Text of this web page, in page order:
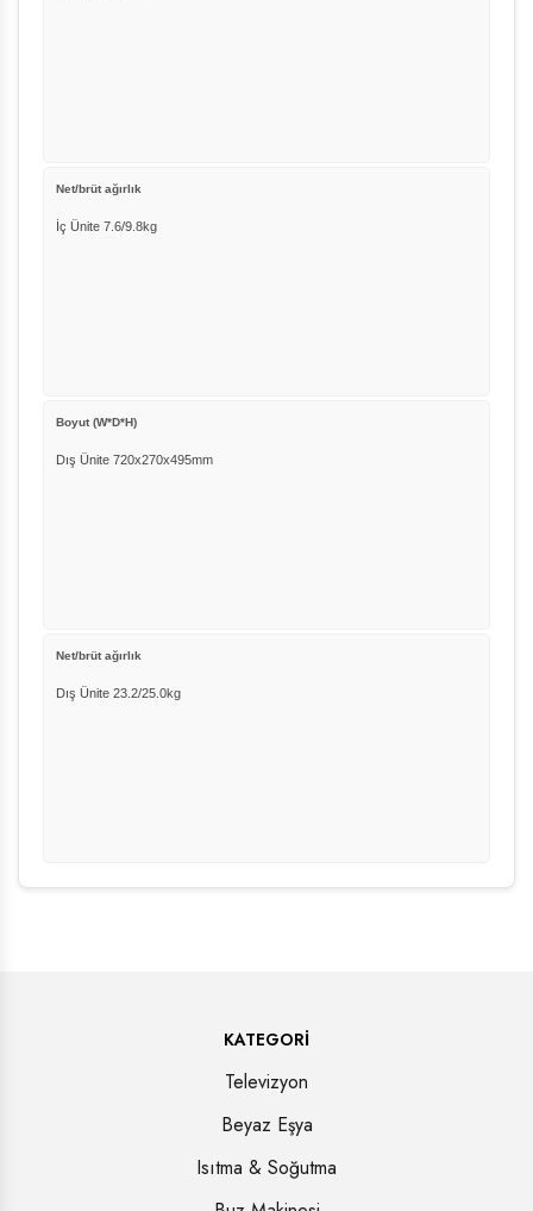
Net/brüt ağırlık
İç Ünite 7.6/9.8kg
Boyut (W*D*H)
Dış Ünite 720x270x495mm
Net/brüt ağırlık
Dış Ünite 23.2/25.0kg
KATEGORI
Televizyon
Beyaz Eşya
Isıtma & Soğutma